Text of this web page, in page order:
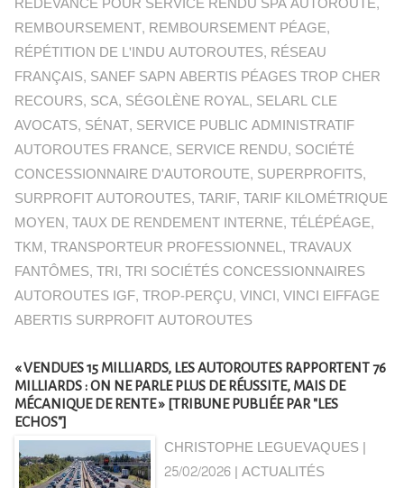
REMBOURSEMENT, REMBOURSEMENT PÉAGE,
RÉPÉTITION DE L'INDU AUTOROUTES, RÉSEAU
FRANÇAIS, SANEF SAPN ABERTIS PÉAGES TROP CHER
RECOURS, SCA, SÉGOLÈNE ROYAL, SELARL CLE
AVOCATS, SÉNAT, SERVICE PUBLIC ADMINISTRATIF
AUTOROUTES FRANCE, SERVICE RENDU, SOCIÉTÉ
CONCESSIONNAIRE D'AUTOROUTE, SUPERPROFITS,
SURPROFIT AUTOROUTES,TARIF,TARIF KILOMÉTRIQUE
MOYEN,TAUX DE RENDEMENT INTERNE,TÉLÉPÉAGE,
TKM,TRANSPORTEUR PROFESSIONNEL,TRAVAUX
FANTÔMES,TRI,TRI SOCIÉTÉS CONCESSIONNAIRES
AUTOROUTES IGF,TROP-PERÇU,VINCI,VINCI EIFFAGE
ABERTIS SURPROFIT AUTOROUTES
« VENDUES 15 MILLIARDS, LES AUTOROUTES RAPPORTENT 76
MILLIARDS : ON NE PARLE PLUS DE RÉUSSITE, MAIS DE
MÉCANIQUE DE RENTE » [TRIBUNE PUBLIÉE PAR "LES
ECHOS"]
CHRISTOPHE LEGUEVAQUES |
25/02/2026|ACTUALITÉS